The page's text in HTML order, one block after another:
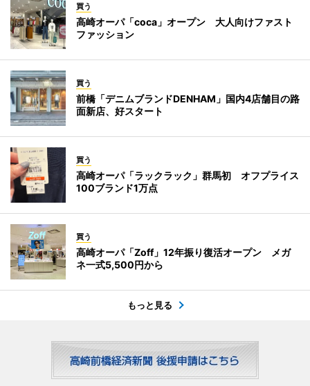
買う
高崎オーパ「coca」オープン 大人向けファスト
ファッション
買う
前橋「デニムブランドDENHAM」国内4店舗目の路
面新店、好スタート
買う
高崎オーパ「ラックラック」群馬初 オフプライス
100ブランド1万点
買う
高崎オーパ「Zoff」12年振り復活オープン メガ
ネ一式5,500円から
もっと見る